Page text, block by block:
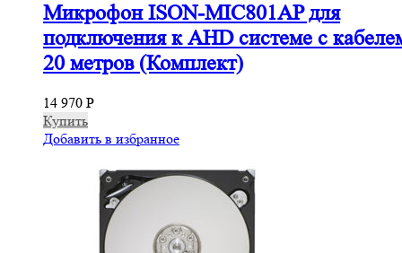
Микрофон ISON-MIC801AP для
подключения к AHD системе с
20 метров (Комплект)
14 970 Р
Купить
Добавить в избранное